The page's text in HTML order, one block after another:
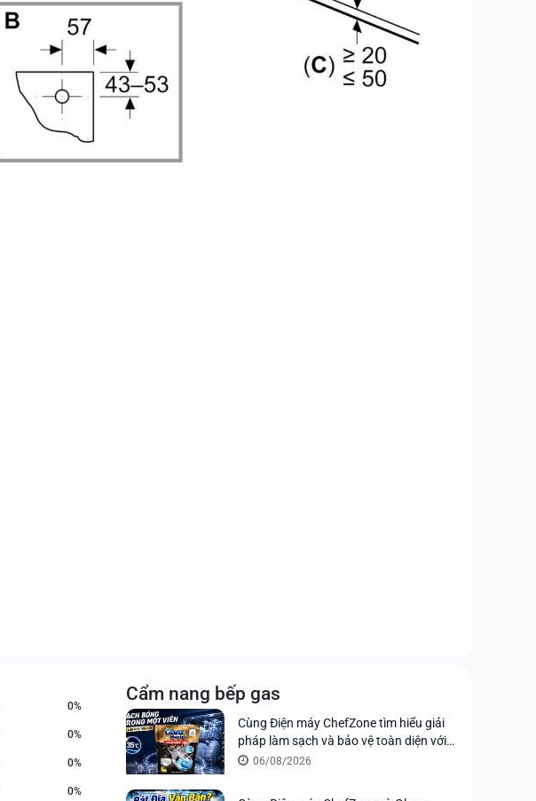
0%
0%
0%
0%
Cẩm nang bếp gas
Cùng Điện máy ChefZone tìm hiểu giải
pháp làm sạch và bảo vệ toàn diện với
viên rửa chén Glanz Meister All in 1
06/08/2026